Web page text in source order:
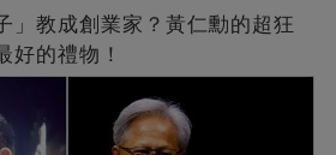
」教成創業家？黃仁勳的超狂
好的禮物！